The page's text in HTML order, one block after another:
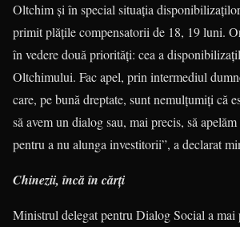
Oltchim și în special situația
primit plățile compensatorii de 18, 19 luni.
în vedere două priorități: cea a
Oltchimului. Fac apel, prin intermediul
care, pe bună dreptate, sunt nemulțumiți că
să avem un dialog sau, mai precis, să
pentru a nu alunga investitorii”, a declarat
Chinezii, încă în cărți
Ministrul delegat pentru Dialog Social a mai